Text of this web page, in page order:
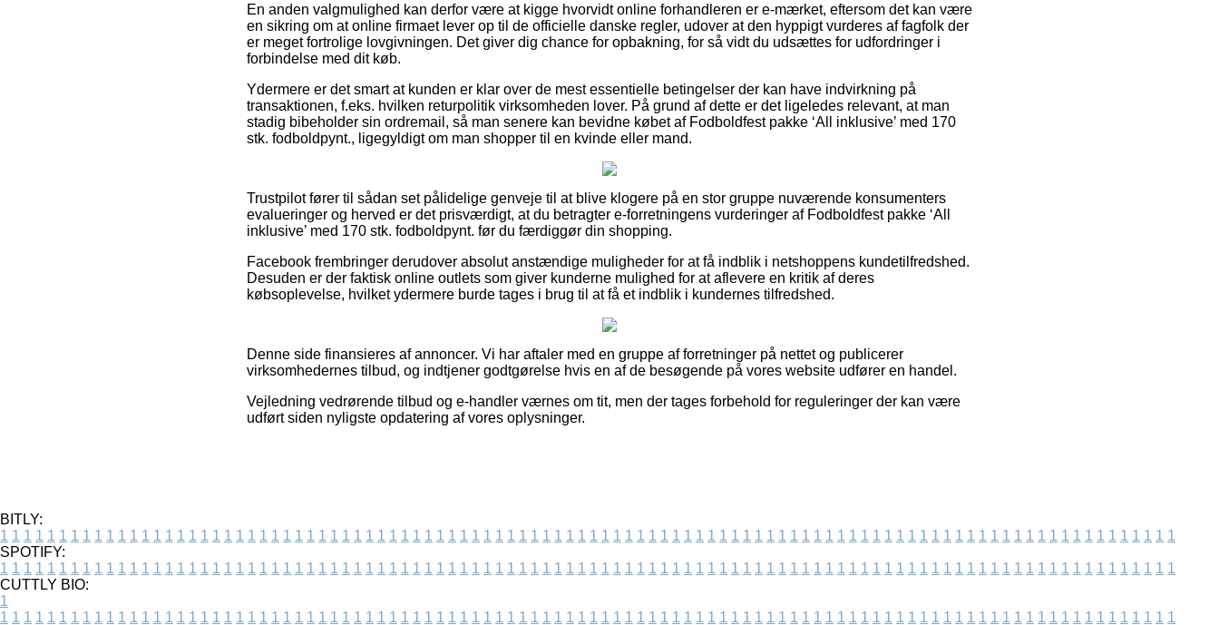
En anden valgmulighed kan derfor være at kigge hvorvidt online forhandleren er e-mærket, eftersom det kan være
en sikring om at online firmaet lever op til de officielle danske regler, udover at den hyppigt vurderes af fagfolk der
er meget fortrolige lovgivningen. Det giver dig chance for opbakning, for så vidt du udsættes for udfordringer i
forbindelse med dit køb.
Ydermere er det smart at kunden er klar over de mest essentielle betingelser der kan have indvirkning på
transaktionen, f.eks. hvilken returpolitik virksomheden lover. På grund af dette er det ligeledes relevant, at man
stadig bibeholder sin ordremail, så man senere kan bevidne købet af Fodboldfest pakke ‘All inklusive’ med 170
stk. fodboldpynt., ligegyldigt om man shopper til en kvinde eller mand.
Trustpilot fører til sådan set pålidelige genveje til at blive klogere på en stor gruppe nuværende konsumenters
evalueringer og herved er det prisværdigt, at du betragter e-forretningens vurderinger af Fodboldfest pakke ‘All
inklusive’ med 170 stk. fodboldpynt. før du færdiggør din shopping.
Facebook frembringer derudover absolut anstændige muligheder for at få indblik i netshoppens kundetilfredshed.
Desuden er der faktisk online outlets som giver kunderne mulighed for at aflevere en kritik af deres
købsoplevelse, hvilket ydermere burde tages i brug til at få et indblik i kundernes tilfredshed.
Denne side finansieres af annoncer. Vi har aftaler med en gruppe af forretninger på nettet og publicerer
virksomhedernes tilbud, og indtjener godtgørelse hvis en af de besøgende på vores website udfører en handel.
Vejledning vedrørende tilbud og e-handler værnes om tit, men der tages forbehold for reguleringer der kan være
udført siden nyligste opdatering af vores oplysninger.
BITLY:
1 1 1 1 1 1 1 1 1 1 1 1 1 1 1 1 1 1 1 1 1 1 1 1 1 1 1 1 1 1 1 1 1 1 1 1 1 1 1 1 1 1 1 1 1 1 1 1 1 1 1 1 1 1 1 1 1 1 1 1 1 1 1 1 1 1 1 1 1 1 1 1 1 1 1 1 1 1 1 1 1 1 1 1 1 1 1 1 1 1 1 1 1 1 1 1 1 1 1 1
SPOTIFY:
1 1 1 1 1 1 1 1 1 1 1 1 1 1 1 1 1 1 1 1 1 1 1 1 1 1 1 1 1 1 1 1 1 1 1 1 1 1 1 1 1 1 1 1 1 1 1 1 1 1 1 1 1 1 1 1 1 1 1 1 1 1 1 1 1 1 1 1 1 1 1 1 1 1 1 1 1 1 1 1 1 1 1 1 1 1 1 1 1 1 1 1 1 1 1 1 1 1 1 1
CUTTLY BIO:
1
1 1 1 1 1 1 1 1 1 1 1 1 1 1 1 1 1 1 1 1 1 1 1 1 1 1 1 1 1 1 1 1 1 1 1 1 1 1 1 1 1 1 1 1 1 1 1 1 1 1 1 1 1 1 1 1 1 1 1 1 1 1 1 1 1 1 1 1 1 1 1 1 1 1 1 1 1 1 1 1 1 1 1 1 1 1 1 1 1 1 1 1 1 1 1 1 1 1 1 1